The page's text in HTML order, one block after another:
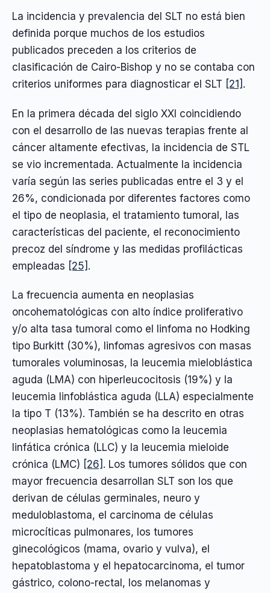
La incidencia y prevalencia del SLT no está bien
definida porque muchos de los estudios
publicados preceden a los criterios de
clasificación de Cairo-Bishop y no se contaba con
criterios uniformes para diagnosticar el SLT [21] .
En la primera década del siglo XXI coincidiendo
con el desarrollo de las nuevas terapias frente al
cáncer altamente efectivas, la incidencia de STL
se vio incrementada. Actualmente la incidencia
varía según las series publicadas entre el 3 y el
26%, condicionada por diferentes factores como
el tipo de neoplasia, el tratamiento tumoral, las
características del paciente, el reconocimiento
precoz del síndrome y las medidas profilácticas
empleadas [25] .
La frecuencia aumenta en neoplasias
oncohematológicas con alto índice proliferativo
y/o alta tasa tumoral como el linfoma no Hodking
tipo Burkitt (30%), linfomas agresivos con masas
tumorales voluminosas, la leucemia mieloblástica
aguda (LMA) con hiperleucocitosis (19%) y la
leucemia linfoblástica aguda (LLA) especialmente
la tipo T (13%). También se ha descrito en otras
neoplasias hematológicas como la leucemia
linfática crónica (LLC) y la leucemia mieloide
crónica (LMC) [26] . Los tumores sólidos que con
mayor frecuencia desarrollan SLT son los que
derivan de células germinales, neuro y
meduloblastoma, el carcinoma de células
microcíticas pulmonares, los tumores
ginecológicos (mama, ovario y vulva), el
hepatoblastoma y el hepatocarcinoma, el tumor
gástrico, colono-rectal, los melanomas y